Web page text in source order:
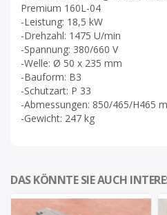
Premium 160L-04
-Leistung: 18,5 kW
-Drehzahl: 1475 U/min
-Spannung: 380/660 V
-Welle: Ø 50 x 235 mm
-Bauform: B3
-Schutzart: P 33
-Abmessungen: 850/465/H465
-Gewicht: 247 kg
DAS KÖNNTE SIE AUCH